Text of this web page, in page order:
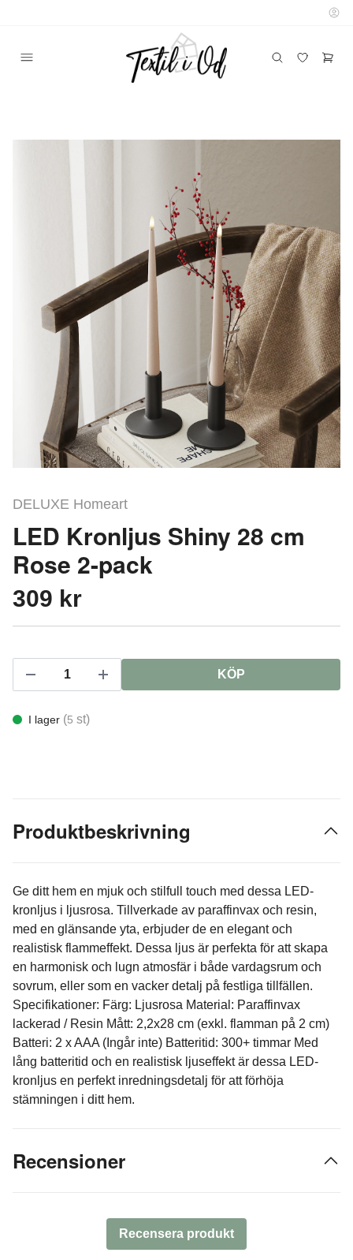
DELUXE Homeart
LED Kronljus Shiny 28 cm
Rose 2-pack
309 kr
KÖP
I lager (5 st)
Produktbeskrivning
Ge ditt hem en mjuk och stilfull touch med dessa LED-
kronljus i ljusrosa. Tillverkade av paraffinvax och resin,
med en glänsande yta, erbjuder de en elegant och
realistisk flammeffekt. Dessa ljus är perfekta för att skapa
en harmonisk och lugn atmosfär i både vardagsrum och
sovrum, eller som en vacker detalj på festliga tillfällen.
Specifikationer: Färg: Ljusrosa Material: Paraffinvax
lackerad / Resin Mått: 2,2x28 cm (exkl. flamman på 2 cm)
Batteri: 2 x AAA (Ingår inte) Batteritid: 300+ timmar Med
lång batteritid och en realistisk ljuseffekt är dessa LED-
kronljus en perfekt inredningsdetalj för att förhöja
stämningen i ditt hem.
Recensioner
Recensera produkt